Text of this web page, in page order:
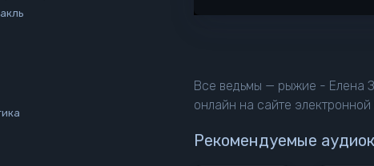
Все ведьмы — рыжие - Елена
онлайн на сайте
Рекомендуемые